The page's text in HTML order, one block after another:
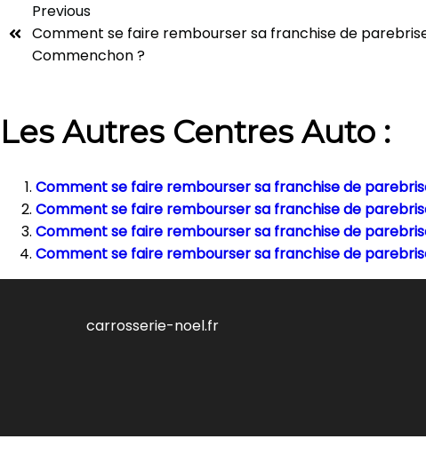
Previous
Comment se faire rembourser sa franchise de
Commenchon ?
Les Autres Centres Auto :
Comment se faire rembourser sa franchise de
Comment se faire rembourser sa franchise de
Comment se faire rembourser sa franchise de
Comment se faire rembourser sa franchise de
carrosserie-noel.fr